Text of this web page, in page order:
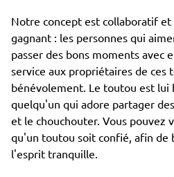
Notre concept est collaboratif
gagnant : les personnes qui
passer des bons moments avec
service aux propriétaires de
bénévolement. Le toutou est lui
quelqu'un qui adore partager
et le chouchouter. Vous pouvez
qu'un toutou soit confié, afin de
l'esprit tranquille.